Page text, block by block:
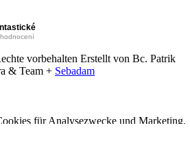
vorbehalten Erstellt von Bc. Patrik
& Team + Sebadam
für Analysezwecke und Marketing.